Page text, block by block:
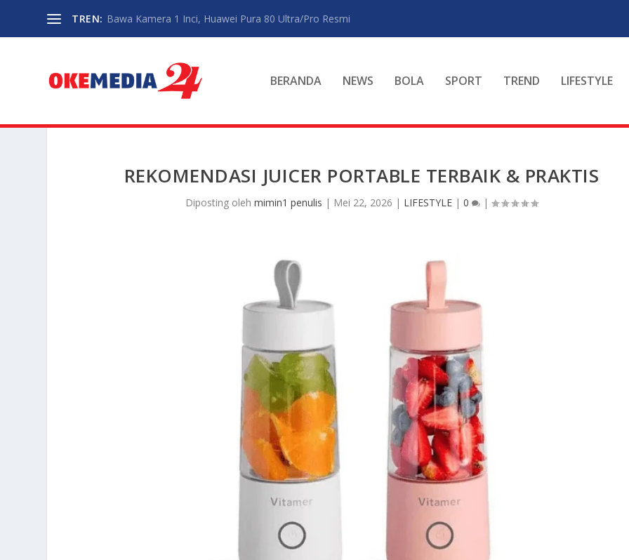
TREN: Bawa Kamera 1 Inci, Huawei Pura 80 Ultra/Pro Resmi
BERANDA NEWS BOLA SPORT TREND LIFESTYLE
REKOMENDASI JUICER PORTABLE TERBAIK & PRAKTIS
Diposting oleh mimin1 penulis | Mei 22, 2026 | LIFESTYLE| 0 |